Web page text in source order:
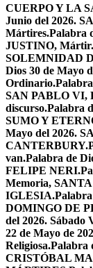
CUERPO Y LA
Junio del 2026.
Mártires.Palabra
JUSTINO, Mártir.
SOLEMNIDAD
Dios 30 de Mayo
Ordinario.
SAN PABLO VI,
discurso.Palabra
SUMO Y
Mayo del 2026.
CANTERBURY.
van.Palabra de
FELIPE NERI.
Memoria,
IGLESIA.
DOMINGO DE
del 2026. Sábado
22 de Mayo de
Religiosa.Palabra
CRISTÓBAL